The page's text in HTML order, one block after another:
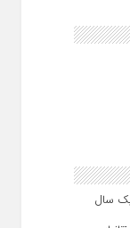
یک سال